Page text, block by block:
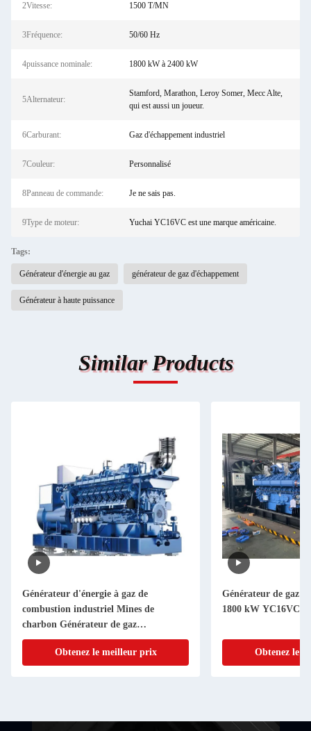
2Vitesse: 1500 T/MN
3Fréquence: 50/60 Hz
4puissance nominale: 1800 kW à 2400 kW
5Alternateur:
Stamford, Marathon, Leroy Somer, Mecc Alte,
qui est aussi un joueur.
6Carburant: Gaz d'échappement industriel
7Couleur: Personnalisé
8Panneau de commande: Je ne sais pas.
9Type de moteur: Yuchai YC16VC est une marque américaine.
Tags:
Générateur d'énergie au gaz générateur de gaz d'échappement
Générateur à haute puissance
Similar Products
Générateur d'énergie à gaz de
combustion industriel Mines de
charbon Générateur de gaz
d'échappement
Obtenez le meilleur prix
Générateur de gaz
1800 kW YC16VC
Obtenez le